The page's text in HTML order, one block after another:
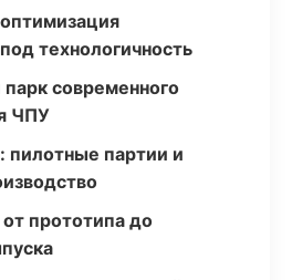
технологичность
современного
ЧПУ
пилотные партии и
прототипа до